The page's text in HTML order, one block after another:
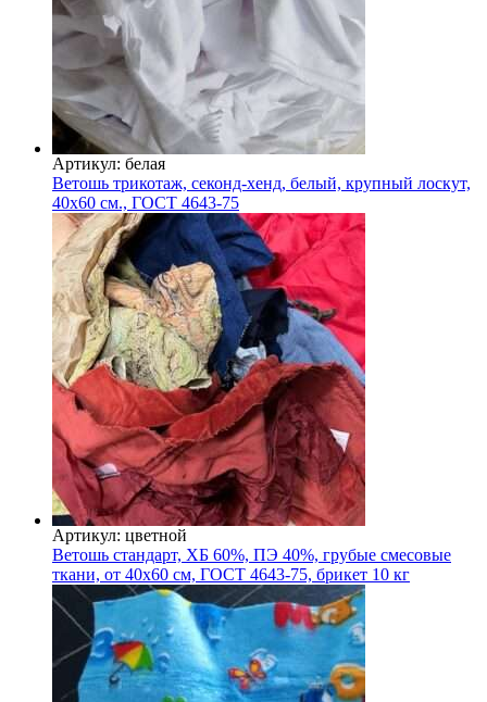
Артикул: белая
Ветошь трикотаж, секонд-хенд, белый, крупный лоскут,
40х60 см., ГОСТ 4643-75
Артикул: цветной
Ветошь стандарт, ХБ 60%, ПЭ 40%, грубые смесовые
ткани, от 40х60 см, ГОСТ 4643-75, брикет 10 кг